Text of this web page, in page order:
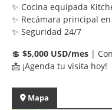
✨ Cocina equipada
✨ Recámara principal
✨ Seguridad 24/7
💲 $5,000 USD/mes |
📩 ¡Agenda tu visita hoy!
Mapa